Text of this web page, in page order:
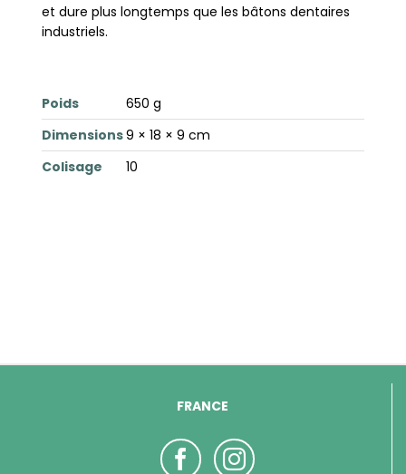
et dure plus longtemps que les bâtons dentaires
industriels.
Poids
650 g
Dimensions9 × 18 × 9 cm
Colisage
10
FRANCE